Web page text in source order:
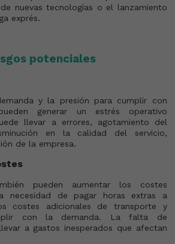
nuevas tecnologías o el lanzamiento
exprés.
potenciales
y la presión para cumplir con
generar un estrés operativo
llevar a errores, agotamiento del
en la calidad del servicio,
de la empresa.
pueden aumentar los costes
necesidad de pagar horas extras a
costes adicionales de transporte y
con la demanda. La falta de
a gastos inesperados que afectan